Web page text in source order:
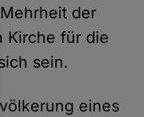
der
Kirche für die
sein.
eines